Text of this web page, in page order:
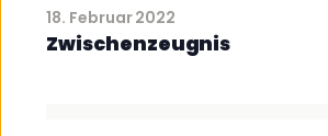
18. Februar 2022
Zwischenzeugnis